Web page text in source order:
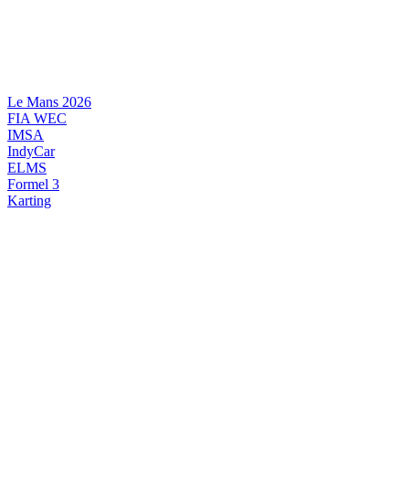
Le Mans 2026
FIA WEC
IMSA
IndyCar
ELMS
Formel 3
Karting